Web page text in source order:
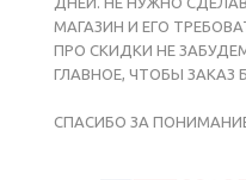
МАГАЗИН И ЕГО
ПРО СКИДКИ НЕ
ГЛАВНОЕ, ЧТОБЫ ЗАКАЗ
СПАСИБО ЗА